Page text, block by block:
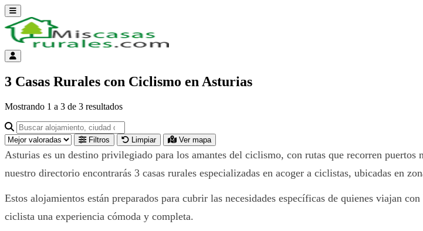
Abrir menú
Menú de cuenta
3 Casas Rurales con Ciclismo en Asturias
Mostrando 1 a 3 de 3 resultados
Buscar alojamiento, ciudad o provincia para ir a su página
Filtros Limpiar Ver mapa
Asturias es un destino privilegiado para los amantes del ciclismo, con rutas que recorren
nuestro directorio encontrarás 3 casas rurales especializadas en acoger a ciclistas, ubicadas en
Estos alojamientos están preparados para cubrir las necesidades específicas de quienes viajan
ciclista una experiencia cómoda y completa.